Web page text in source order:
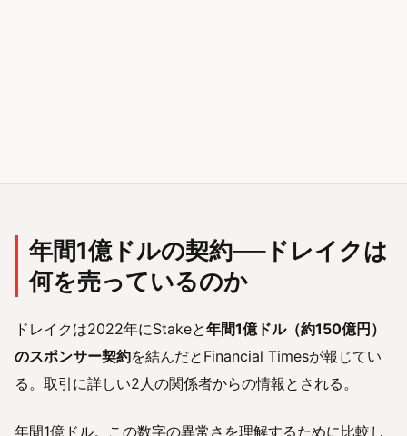
年間1億ドルの契約──ドレイクは
何を売っているのか
ドレイクは2022年にStakeと年間1億ドル（約150億円）
のスポンサー契約を結んだとFinancial Timesが報じてい
る。取引に詳しい2人の関係者からの情報とされる。
年間1億ドル。この数字の異常さを理解するために比較し